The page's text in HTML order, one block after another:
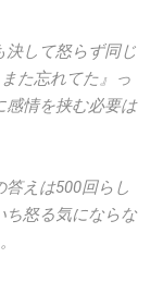
決して怒らず同じ
た忘れてた』っ
感情を挟む必要は
答えは500回らし
ち怒る気にならな